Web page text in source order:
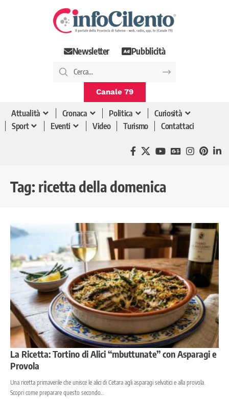
Newsletter Pubblicità
Canale 79
Attualità Cronaca Politica
Curiosità
Sport
Eventi Video Turismo Contattaci
Tag: ricetta della domenica
La Ricetta: Tortino di Alici “mbuttunate” con Asparagi e
Provola
Una ricetta primaverile che unisce le alici di Cetara agli asparagi selvatici e alla provola.
Scopri come preparare questo secondo…